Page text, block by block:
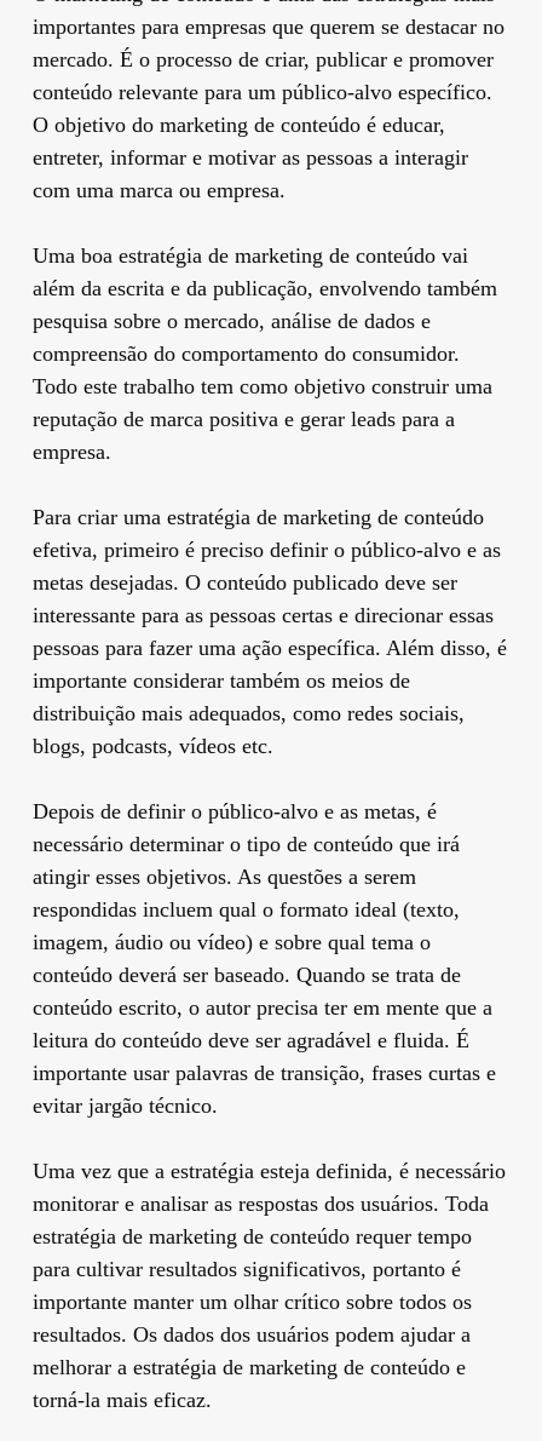
importantes para empresas que querem se destacar no
mercado. É o processo de criar, publicar e promover
conteúdo relevante para um público-alvo específico.
O objetivo do marketing de conteúdo é educar,
entreter, informar e motivar as pessoas a interagir
com uma marca ou empresa.
Uma boa estratégia de marketing de conteúdo vai
além da escrita e da publicação, envolvendo também
pesquisa sobre o mercado, análise de dados e
compreensão do comportamento do consumidor.
Todo este trabalho tem como objetivo construir uma
reputação de marca positiva e gerar leads para a
empresa.
Para criar uma estratégia de marketing de conteúdo
efetiva, primeiro é preciso definir o público-alvo e as
metas desejadas. O conteúdo publicado deve ser
interessante para as pessoas certas e direcionar essas
pessoas para fazer uma ação específica. Além disso, é
importante considerar também os meios de
distribuição mais adequados, como redes sociais,
blogs, podcasts, vídeos etc.
Depois de definir o público-alvo e as metas, é
necessário determinar o tipo de conteúdo que irá
atingir esses objetivos. As questões a serem
respondidas incluem qual o formato ideal (texto,
imagem, áudio ou vídeo) e sobre qual tema o
conteúdo deverá ser baseado. Quando se trata de
conteúdo escrito, o autor precisa ter em mente que a
leitura do conteúdo deve ser agradável e fluida. É
importante usar palavras de transição, frases curtas e
evitar jargão técnico.
Uma vez que a estratégia esteja definida, é necessário
monitorar e analisar as respostas dos usuários. Toda
estratégia de marketing de conteúdo requer tempo
para cultivar resultados significativos, portanto é
importante manter um olhar crítico sobre todos os
resultados. Os dados dos usuários podem ajudar a
melhorar a estratégia de marketing de conteúdo e
torná-la mais eficaz.